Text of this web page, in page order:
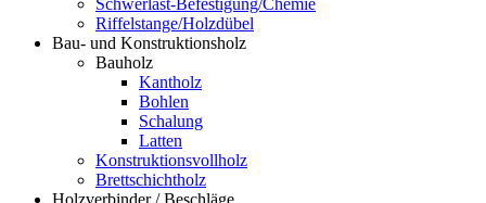
Schwerlast-Befestigung/Chemie
Riffelstange/Holzdübel
Bau- und Konstruktionsholz
Bauholz
Kantholz
Bohlen
Schalung
Latten
Konstruktionsvollholz
Brettschichtholz
Holzverbinder / Beschläge